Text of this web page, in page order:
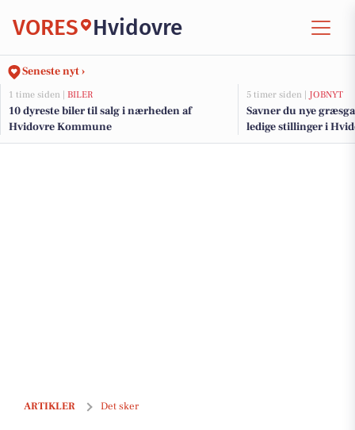
VORES Hvidovre
Seneste nyt ›
1 time siden | BILER
10 dyreste biler til salg i nærheden af
Hvidovre Kommune
5 timer siden | JOBNYT
Savner du nye
ledige stillinger i
ARTIKLER Det sker
En aften med stegt flæsk og fællesskab i Hvidovre